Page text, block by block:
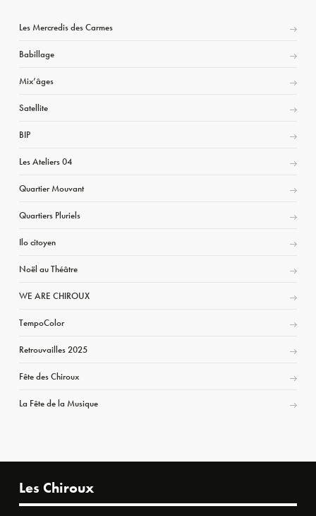
Les Mercredis des Carmes
Babillage
Mix’âges
Satellite
BIP
Les Ateliers 04
Quartier Mouvant
Quartiers Pluriels
Ilo citoyen
Noël au Théâtre
WE ARE CHIROUX
TempoColor
Retrouvailles 2025
Fête des Chiroux
La Fête de la Musique
Les Chiroux